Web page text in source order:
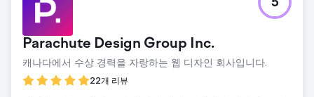
Parachute Design Group Inc.
캐나다에서 수상 경력을 자랑하는 웹 디자인 회사입니다.
22개 리뷰
5